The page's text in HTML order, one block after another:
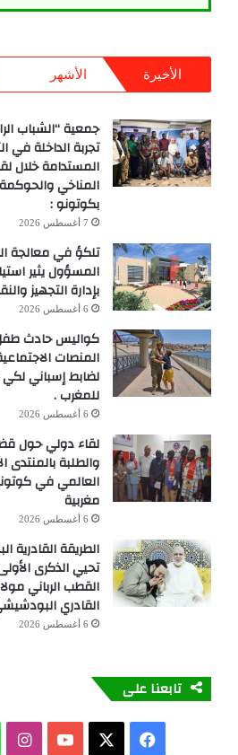
الأخيرة الأشهر
جمعية “الشباب
تجربة الداخلة في
المستدامة خلال
المناخي والحوكمة
بكوتونو :
7 أغسطس 2026
تلكؤ في معالجة
المسؤول يثير
بإدارة التجهيز
6 أغسطس 2026
كواليس حادث
المنصات
لضابط إسباني لكي
للمغرب .
6 أغسطس 2026
لقاء دولي حول
والطلبة بالمنتدى
العالمي في
مغربية
6 أغسطس 2026
الطريقة القادرية
تحيي الذكرى
القطب الرباني
القادري
6 أغسطس 2026
تابعنا على
فيسبوك
X يوتيوب